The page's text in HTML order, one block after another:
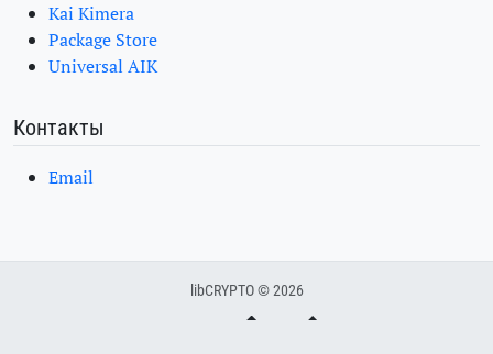
Kai Kimera
Package Store
Universal AIK
Контакты
Email
libCRYPTO © 2026